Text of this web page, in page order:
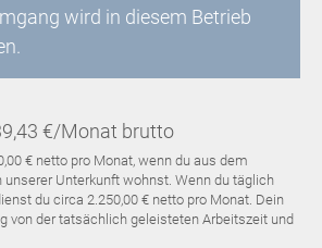
wird in diesem Betrieb
€/Monat brutto
€ netto pro Monat, wenn du aus dem
Unterkunft wohnst. Wenn du täglich
du circa 2.250,00 € netto pro Monat. Dein
von der tatsächlich geleisteten Arbeitszeit und